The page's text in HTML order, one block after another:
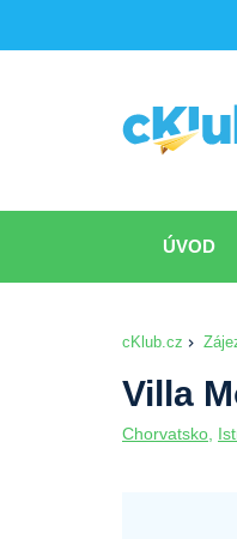
ÚVOD
cKlub.cz
Villa
Chorvatsko